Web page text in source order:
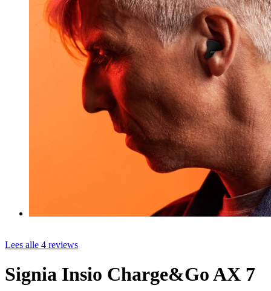
Lees alle 4 reviews
Signia Insio Charge&Go AX 7